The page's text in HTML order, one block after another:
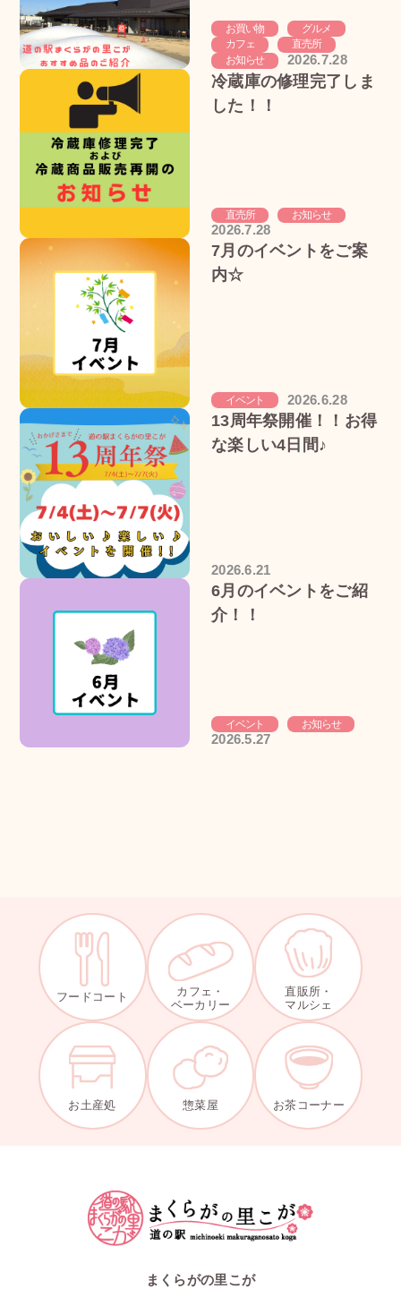
お買い物
グルメ
カフェ
直売所
お知らせ
2026.7.28
冷蔵庫の修理完了しま
した！！
直売所 お知らせ
2026.7.28
7月のイベントをご案
内☆
イベント 2026.6.28
13周年祭開催！！お得
な楽しい4日間♪
2026.6.21
6月のイベントをご紹
介！！
イベント お知らせ
2026.5.27
フードコート
カフェ・
ベーカリー
直販所・
マルシェ
お土産処 惣菜屋 お茶コーナー
まくらがの里こが